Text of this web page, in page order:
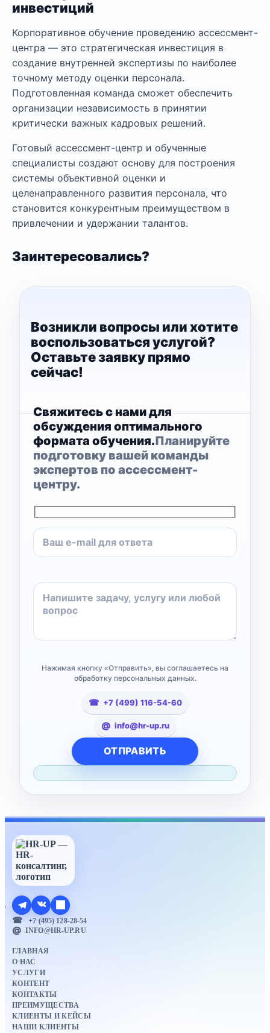
инвестиций
Корпоративное обучение проведению ассессмент-
центра — это стратегическая инвестиция в
создание внутренней экспертизы по наиболее
точному методу оценки персонала.
Подготовленная команда сможет обеспечить
организации независимость в принятии
критически важных кадровых решений.
Готовый ассессмент-центр и обученные
специалисты создают основу для построения
системы объективной оценки и
целенаправленного развития персонала, что
становится конкурентным преимуществом в
привлечении и удержании талантов.
Заинтересовались?
Возникли вопросы или хотите
воспользоваться услугой?
Оставьте заявку прямо
сейчас!
Свяжитесь с нами для
обсуждения оптимального
формата обучения.Планируйте
подготовку вашей команды
экспертов по ассессмент-
центру.
Нажимая кнопку «Отправить», вы соглашаетесь на
обработку персональных данных.
+7 (499) 116-54-60
info@hr-up.ru
+7 (495) 128-28-54
INFO@HR-UP.RU
ГЛАВНАЯ
О НАС
УСЛУГИ
КОНТЕНТ
КОНТАКТЫ
ПРЕИМУЩЕСТВА
КЛИЕНТЫ И КЕЙСЫ
НАШИ КЛИЕНТЫ